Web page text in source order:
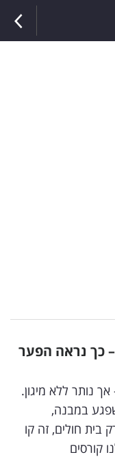
– כך נראה הפער
נותר ללא מיגון.
במבנה,
חולים, זה קו
קורסים